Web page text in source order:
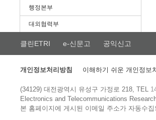
행정본부
대외협력부
클린ETRI e-신문고 공익신고
개인정보처리방침 이해하기 쉬운 개인정보
(34129) 대전광역시 유성구 가정로 218, TEL
Electronics and Telecommunications
본 홈페이지에 게시된 이메일 주소가 자동수